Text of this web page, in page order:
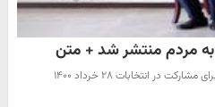
به مردم منتشر شد + متن
در انتخابات ۲۸ خرداد ۱۴۰۰